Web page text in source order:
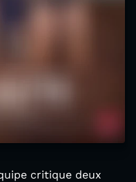
critique deux